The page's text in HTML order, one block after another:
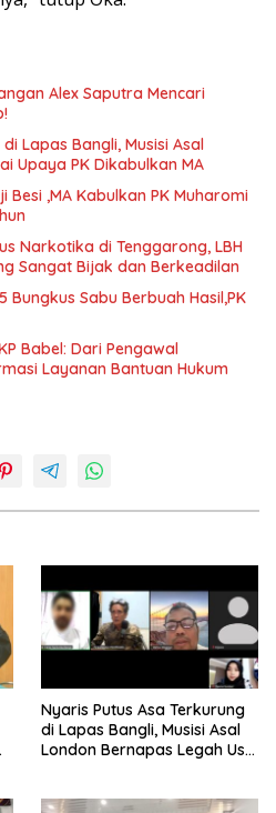
Alex Saputra Mencari
Lapas Bangli, Musisi Asal
Upaya PK Dikabulkan MA
Besi ,MA Kabulkan PK Muharomi
Narkotika di Tenggarong, LBH
Sangat Bijak dan Berkeadilan
Bungkus Sabu Berbuah Hasil,PK
Babel: Dari Pengawal
Layanan Bantuan Hukum
Nyaris Putus Asa Terkurung
di Lapas Bangli, Musisi Asal
London Bernapas Legah Usai